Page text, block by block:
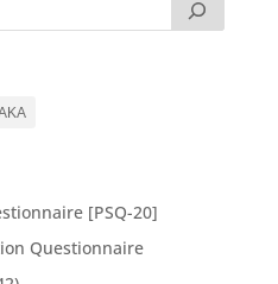
[PSQ-20]
Questionnaire